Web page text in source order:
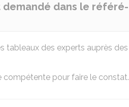
dans le référé-
tableaux des experts auprès des
compétente pour faire le constat.